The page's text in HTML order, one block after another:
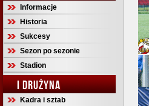
Informacje
Historia
Sukcesy
Sezon po sezonie
Stadion
I DRUŻYNA
Kadra i sztab